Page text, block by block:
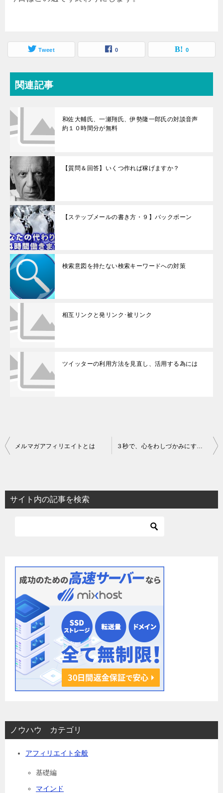
Tweet 0 0
関連記事
和佐大輔氏、一瀬翔氏、伊勢隆一郎氏の対談音声
約１０時間分が無料
【質問＆回答】いくつ作れば稼げますか？
【ステップメールの書き方・９】バックボーン
検索意図を持たない検索キーワードへの対策
相互リンクと発リンク･被リンク
ツイッターの利用方法を見直し、活用する為には
投
ビ
ゲ
メルマガアフィリエイトとは ３秒で、心をわしづかみにするキラーコピーの法則・５
サイト内の記事を検索
ノウハウ カテゴリ
アフィリエイト全般
基礎編
マインド